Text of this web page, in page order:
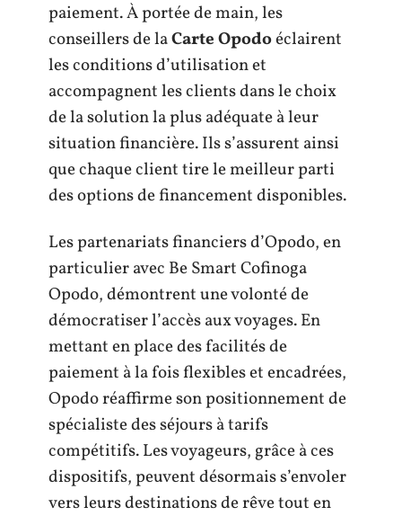
paiement. À portée de main, les
conseillers de laCarte Opodoéclairent
les conditions d’utilisation et
accompagnent les clients dans le choix
de la solution la plus adéquate à leur
situation financière. Ils s’assurent ainsi
que chaque client tire le meilleur parti
des options de financement disponibles.
Les partenariats financiers d’Opodo, en
particulier avec Be Smart Cofinoga
Opodo, démontrent une volonté de
démocratiser l’accès aux voyages. En
mettant en place des facilités de
paiement à la fois flexibles et encadrées,
Opodo réaffirme son positionnement de
spécialiste des séjours à tarifs
compétitifs. Les voyageurs, grâce à ces
dispositifs, peuvent désormais s’envoler
vers leurs destinations de rêve tout en